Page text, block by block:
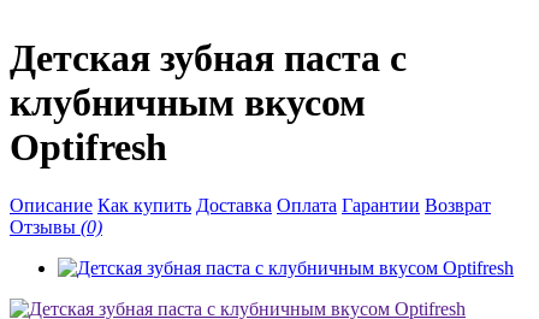
Детская зубная паста с
клубничным вкусом
Optifresh
Описание Как купить Доставка Оплата Гарантии Возврат
Отзывы (0)